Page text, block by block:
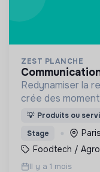
ZEST PLANCHE
Redynamiser la
crée des
entreprises
faites maison.
💡 Produits ou
Stage
Foodtech /
Il y a 1 mois